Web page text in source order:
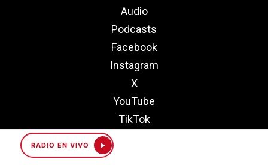
RADIO EN VIVO
Audio
Podcasts
Facebook
Instagram
X
YouTube
TikTok
Newsletter